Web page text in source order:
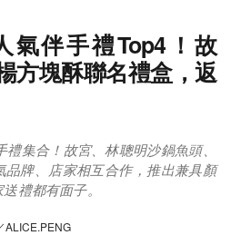
氣伴手禮Top4！故
方塊酥聯名禮盒，返
集合！故宮、林聰明沙鍋魚頭、
牌、店家相互合作，推出兼具顏
禮都有面子。
ALICE.PENG